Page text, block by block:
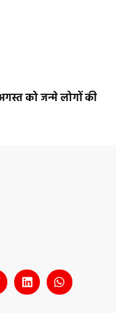
को जन्मे लोगों की